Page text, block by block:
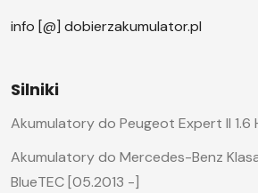
info [@] dobierzakumulator.pl
Silniki
Akumulatory do Peugeot Expert II 1.6
Akumulatory do Mercedes-Benz
BlueTEC [05.2013 -]